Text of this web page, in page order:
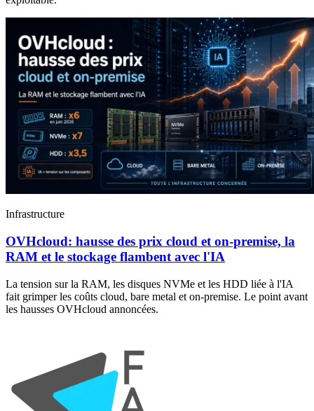
Infrastructure
OVHcloud: hausse des prix cloud et on-premise, la
RAM et le stockage flambent avec l'IA
La tension sur la RAM, les disques NVMe et les HDD liée à l'IA
fait grimper les coûts cloud, bare metal et on-premise. Le point avant
les hausses OVHcloud annoncées.